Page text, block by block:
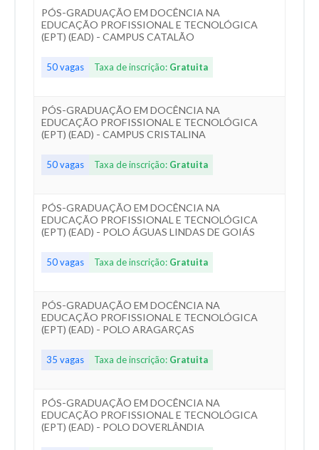
PÓS-GRADUAÇÃO EM DOCÊNCIA NA
EDUCAÇÃO PROFISSIONAL E TECNOLÓGICA
(EPT) (EAD) - CAMPUS CATALÃO
50 vagas Taxa de inscrição: Gratuita
PÓS-GRADUAÇÃO EM DOCÊNCIA NA
EDUCAÇÃO PROFISSIONAL E TECNOLÓGICA
(EPT) (EAD) - CAMPUS CRISTALINA
50 vagas Taxa de inscrição: Gratuita
PÓS-GRADUAÇÃO EM DOCÊNCIA NA
EDUCAÇÃO PROFISSIONAL E TECNOLÓGICA
(EPT) (EAD) - POLO ÁGUAS LINDAS DE GOIÁS
50 vagas Taxa de inscrição: Gratuita
PÓS-GRADUAÇÃO EM DOCÊNCIA NA
EDUCAÇÃO PROFISSIONAL E TECNOLÓGICA
(EPT) (EAD) - POLO ARAGARÇAS
35 vagas Taxa de inscrição: Gratuita
PÓS-GRADUAÇÃO EM DOCÊNCIA NA
EDUCAÇÃO PROFISSIONAL E TECNOLÓGICA
(EPT) (EAD) - POLO DOVERLÂNDIA